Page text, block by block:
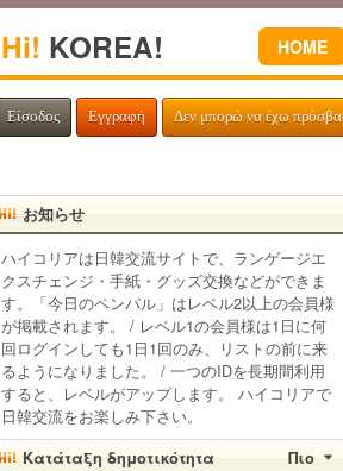
Hi! KOREA! HOME
Είσοδος Εγγραφή Δεν μπορώ να έχω
お知らせ
ハイコリアは日韓交流サイトで、ランゲージエ
クスチェンジ・手紙・グッズ交換などができま
す。「今日のペンパル」はレベル2以上の会員様
が掲載されます。 / レベル1の会員様は1日に何
回ログインしても1日1回のみ、リストの前に来
るようになりました。 / 一つのIDを長期間利用
すると、レベルがアップします。 ハイコリアで
日韓交流をお楽しみ下さい。
Πιο
Κατάταξη δημοτικότητα